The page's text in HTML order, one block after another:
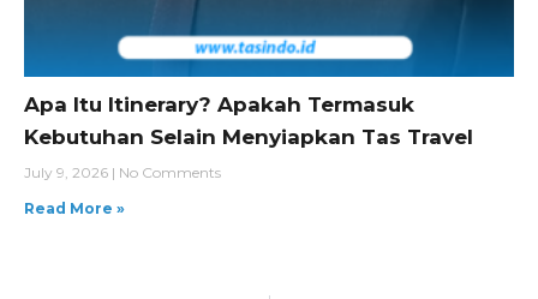
Apa Itu Itinerary? Apakah Termasuk
Kebutuhan Selain Menyiapkan Tas Travel
July 9, 2026
No Comments
Read More »